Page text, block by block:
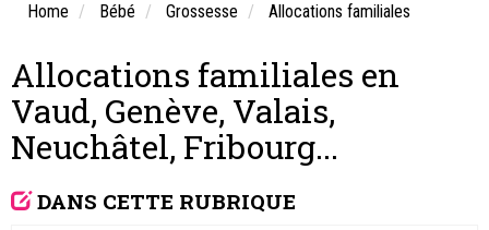
Home Bébé Grossesse Allocations familiales
Allocations familiales en
Vaud, Genève, Valais,
Neuchâtel, Fribourg...
DANS CETTE RUBRIQUE